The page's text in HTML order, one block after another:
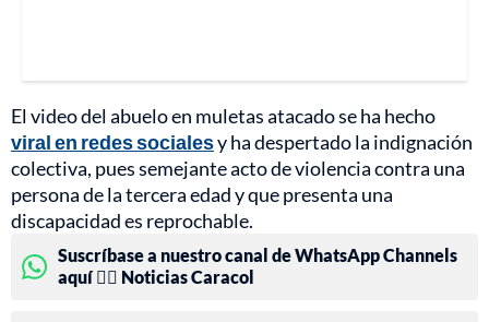
El video del abuelo en muletas atacado se ha hecho
viral en redes socialesy ha despertado la indignación
colectiva, pues semejante acto de violencia contra una
persona de la tercera edad y que presenta una
discapacidad es reprochable.
Suscríbase a nuestro canal de WhatsApp Channels
aquí 👉🏻 Noticias Caracol